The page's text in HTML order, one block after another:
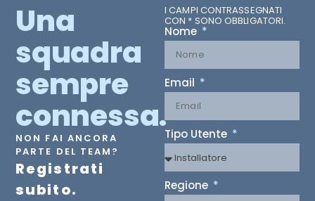
Una
squadra
sempre
connessa.
NON FAI ANCORA
PARTE DEL TEAM?
Registrati
subito.
I CAMPI CONTRASSEGNATI
CON * SONO OBBLIGATORI.
Nome
Email
Tipo Utente
Regione